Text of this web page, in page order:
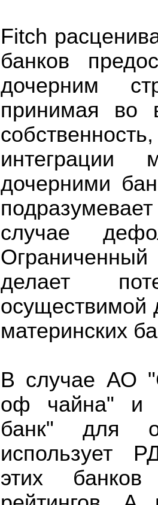
Fitch
банков
дочерним
принимая во
интеграции
дочерними
случае
делает
осуществимой
материнских
В случае АО
оф чайна" и
банк" для
использует
этих